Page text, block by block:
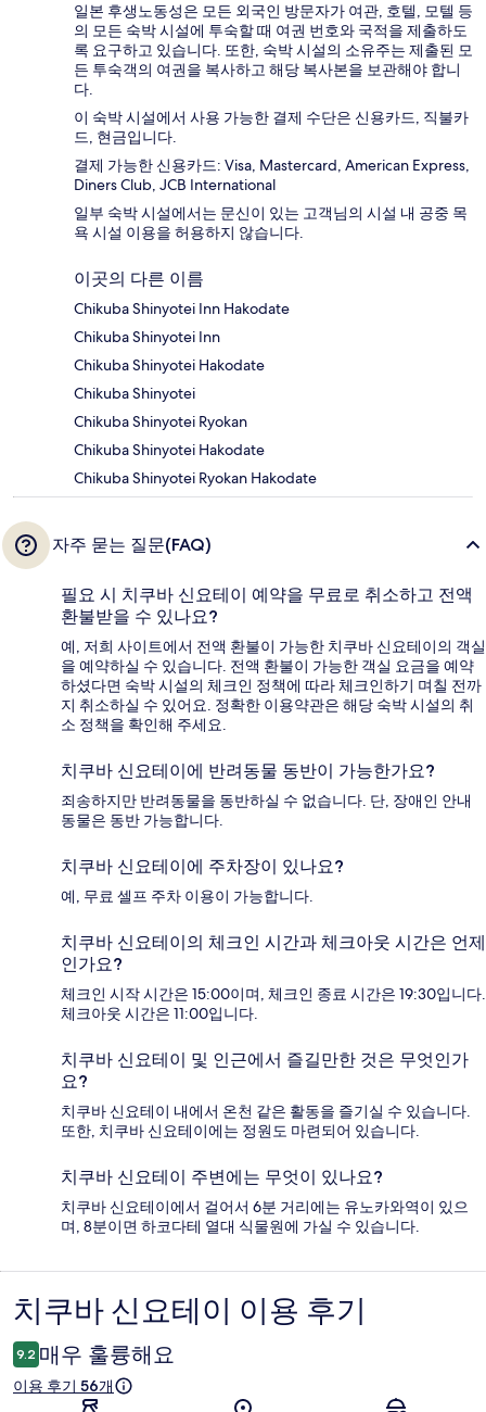
일본 후생노동성은 모든 외국인 방문자가 여관, 호텔, 모텔 등
의 모든 숙박 시설에 투숙할 때 여권 번호와 국적을 제출하도
록 요구하고 있습니다. 또한, 숙박 시설의 소유주는 제출된 모
든 투숙객의 여권을 복사하고 해당 복사본을 보관해야 합니
다.
이 숙박 시설에서 사용 가능한 결제 수단은 신용카드, 직불카
드, 현금입니다.
결제 가능한 신용카드: Visa, Mastercard, American Express,
Diners Club, JCB International
일부 숙박 시설에서는 문신이 있는 고객님의 시설 내 공중 목
욕 시설 이용을 허용하지 않습니다.
이곳의 다른 이름
Chikuba Shinyotei Inn Hakodate
Chikuba Shinyotei Inn
Chikuba Shinyotei Hakodate
Chikuba Shinyotei
Chikuba Shinyotei Ryokan
Chikuba Shinyotei Hakodate
Chikuba Shinyotei Ryokan Hakodate
자주 묻는 질문(FAQ)
필요 시 치쿠바 신요테이 예약을 무료로 취소하고 전액
환불받을 수 있나요?
예, 저희 사이트에서 전액 환불이 가능한 치쿠바 신요테이의 객실
을 예약하실 수 있습니다. 전액 환불이 가능한 객실 요금을 예약
하셨다면 숙박 시설의 체크인 정책에 따라 체크인하기 며칠 전까
지 취소하실 수 있어요. 정확한 이용약관은 해당 숙박 시설의 취
소 정책을 확인해 주세요.
치쿠바 신요테이에 반려동물 동반이 가능한가요?
죄송하지만 반려동물을 동반하실 수 없습니다. 단, 장애인 안내
동물은 동반 가능합니다.
치쿠바 신요테이에 주차장이 있나요?
예, 무료 셀프 주차 이용이 가능합니다.
치쿠바 신요테이의 체크인 시간과 체크아웃 시간은 언제
인가요?
체크인 시작 시간은 15:00이며, 체크인 종료 시간은 19:30입니다.
체크아웃 시간은 11:00입니다.
치쿠바 신요테이 및 인근에서 즐길만한 것은 무엇인가
요?
치쿠바 신요테이 내에서 온천 같은 활동을 즐기실 수 있습니다.
또한, 치쿠바 신요테이에는 정원도 마련되어 있습니다.
치쿠바 신요테이 주변에는 무엇이 있나요?
치쿠바 신요테이에서 걸어서 6분 거리에는 유노카와역이 있으
며, 8분이면 하코다테 열대 식물원에 가실 수 있습니다.
이
용
후
치쿠바 신요테이 이용 후기
9.2 매우 훌륭해요
이용 후기 56개